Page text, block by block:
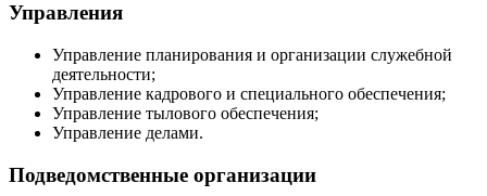
Управления
Управление планирования и организации служебной
деятельности;
Управление кадрового и специального обеспечения;
Управление тылового обеспечения;
Управление делами.
Подведомственные организации